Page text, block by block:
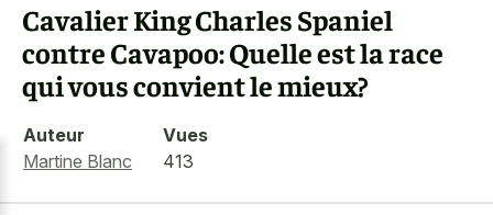
Cavalier King Charles Spaniel
contre Cavapoo: Quelle est la race
qui vous convient le mieux?
Auteur
Martine Blanc
Vues
413